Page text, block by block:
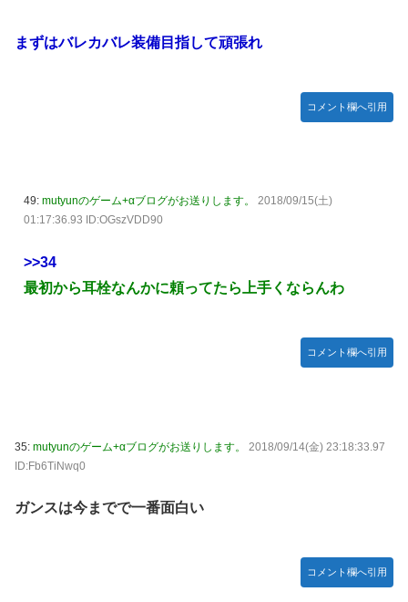
まずはバレカバレ装備目指して頑張れ
コメント欄へ引用
49: mutyunのゲーム+αブログがお送りします。
2018/09/15(土)
01:17:36.93 ID:OGszVDD90
>>34
最初から耳栓なんかに頼ってたら上手くならんわ
コメント欄へ引用
35: mutyunのゲーム+αブログがお送りします。
2018/09/14(金) 23:18:33.97
ID:Fb6TiNwq0
ガンスは今までで一番面白い
コメント欄へ引用